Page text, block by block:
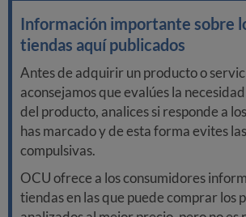
Información importante sobre
tiendas aquí publicados
Antes de adquirir un producto o
aconsejamos que evalúes la
del producto, analices si responde a
has marcado y de esta forma evites
compulsivas.
OCU ofrece a los consumidores
tiendas en las que puede comprar los